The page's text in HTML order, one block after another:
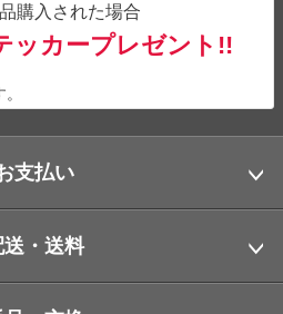
購入された場合
ッカープレゼント!!
支払い
送・送料